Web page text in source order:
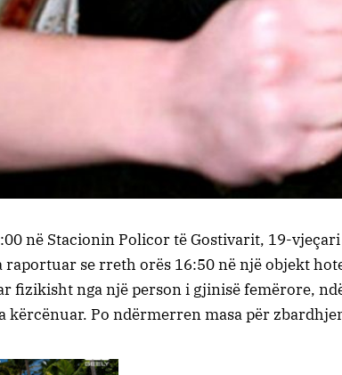
në Stacionin Policor të Gostivarit, 19-vjeçari
raportuar se rreth orës 16:50 në një objekt
fizikisht nga një person i gjinisë femërore,
kërcënuar. Po ndërmerren masa për